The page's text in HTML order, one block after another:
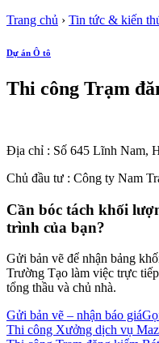
Trang chủ › Tin tức & kiến
Dự án Ô tô
Thi công Trạm
Địa chỉ : Số 645 Lĩnh Nam,
Chủ đầu tư : Công ty Nam
Cần bóc tách khối
trình của bạn?
Gửi bản vẽ để nhận bảng
Trường Tạo làm việc trực
tổng thầu và chủ nhà.
Gửi bản vẽ – nhận báo giá
Thi công Xưởng dịch vụ